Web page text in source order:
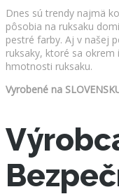
Dnes sú trendy najmä
pôsobia na ruksaku
pestré farby. Aj v našej
ruksaky, ktoré sa
hmotnosti ruksaku.
Vyrobené na